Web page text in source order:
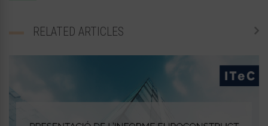
RELATED ARTICLES